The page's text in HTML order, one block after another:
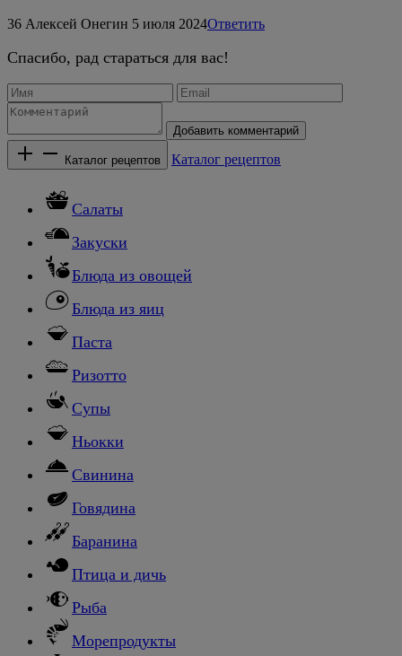
36 Алексей Онегин 5 июля 2024Ответить
Спасибо, рад стараться для вас!
Добавить комментарий
Каталог рецептов Каталог рецептов
Салаты
Закуски
Блюда из овощей
Блюда из яиц
Паста
Ризотто
Супы
Ньокки
Свинина
Говядина
Баранина
Птица и дичь
Рыба
Морепродукты